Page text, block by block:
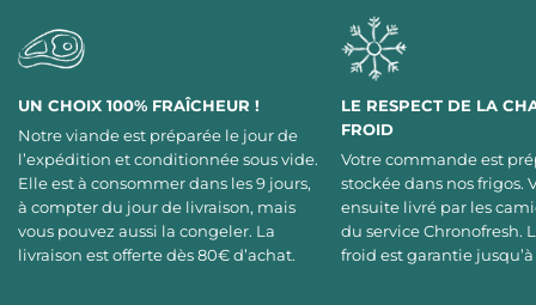
UN CHOIX 100% FRAÎCHEUR !
Notre viande est préparée le jour de
l’expédition et conditionnée sous vide.
Elle est à consommer dans les 9 jours,
à compter du jour de livraison, mais
vous pouvez aussi la congeler. La
livraison est offerte dès 80€ d’achat.
LE RESPECT DE LA
FROID
Votre commande est
stockée dans nos frigos.
ensuite livré par les
du service Chronofresh.
froid est garantie